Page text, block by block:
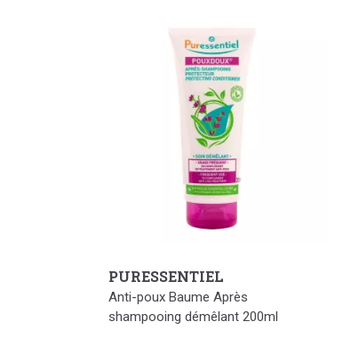
PURESSENTIEL
Anti-poux Baume Après
shampooing démêlant 200ml